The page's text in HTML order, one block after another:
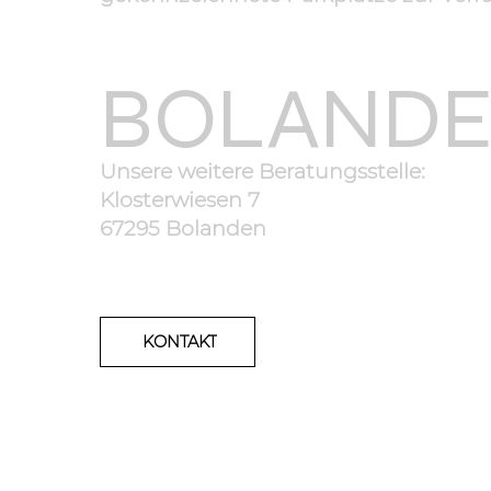
Unsere weitere Beratungsstelle:
Klosterwiesen 7
67295 Bolanden
KONTAKT